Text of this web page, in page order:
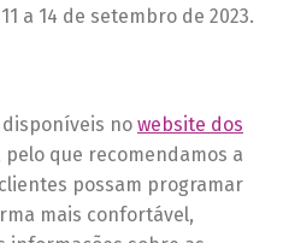
a 14 de setembro de 2023.
no website dos
pelo que recomendamos a
possam programar
mais confortável,